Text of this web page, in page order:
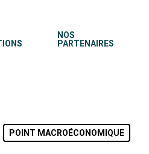
NOS
PARTENAIRES
POINT MACROÉCONOMIQUE